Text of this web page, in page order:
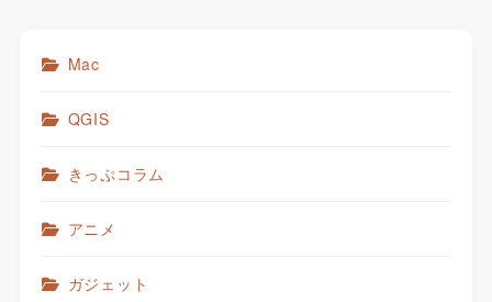
Mac
QGIS
きっぷコラム
アニメ
ガジェット